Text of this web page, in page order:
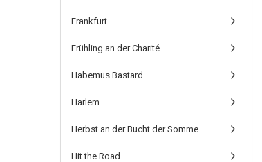
Frankfurt
Frühling an der Charité
Habemus Bastard
Harlem
Herbst an der Bucht der Somme
Hit the Road